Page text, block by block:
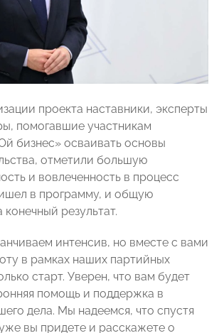
проекта наставники, эксперты
помогавшие участникам
бизнес» осваивать основы
отметили большую
и вовлеченность в процесс
в программу, и общую
конечный результат.
интенсив, но вместе с вами
в рамках наших партийных
старт. Уверен, что вам будет
помощь и поддержка в
дела. Мы надеемся, что спустя
вы придете и расскажете о